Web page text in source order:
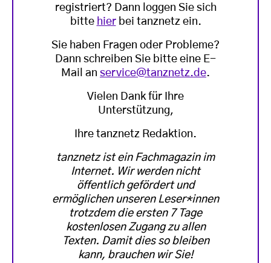
registriert? Dann loggen Sie sich
bitte hierbei tanznetz ein.
Sie haben Fragen oder Probleme?
Dann schreiben Sie bitte eine E-
Mail an service@tanznetz.de.
Vielen Dank für Ihre
Unterstützung,
Ihre tanznetz Redaktion.
tanznetz ist ein Fachmagazin im
Internet. Wir werden nicht
öffentlich gefördert und
ermöglichen unseren Leser*innen
trotzdem die ersten 7 Tage
kostenlosen Zugang zu allen
Texten. Damit dies so bleiben
kann, brauchen wir Sie!